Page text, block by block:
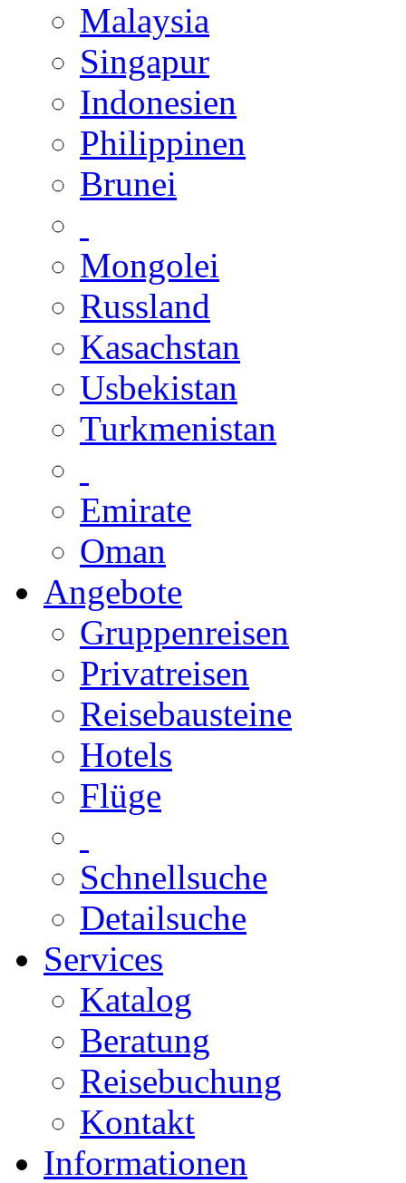
Malaysia
Singapur
Indonesien
Philippinen
Brunei
Mongolei
Russland
Kasachstan
Usbekistan
Turkmenistan
Emirate
Oman
Angebote
Gruppenreisen
Privatreisen
Reisebausteine
Hotels
Flüge
Schnellsuche
Detailsuche
Services
Katalog
Beratung
Reisebuchung
Kontakt
Informationen